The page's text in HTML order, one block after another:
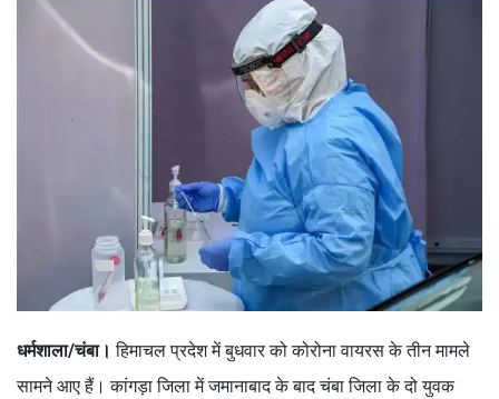
धर्मशाला/चंबा। हिमाचल प्रदेश में बुधवार को कोरोना वायरस के तीन मामले
सामने आए हैं। कांगड़ा जिला में जमानाबाद के बाद चंबा जिला के दो युवक